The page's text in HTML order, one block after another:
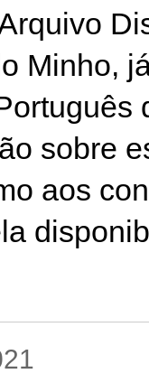
Minho,
sobre
aos